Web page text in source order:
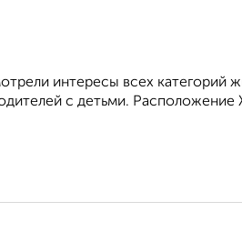
интересы всех категорий
с детьми.